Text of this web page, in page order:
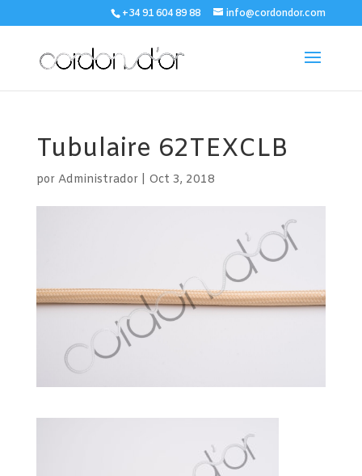
+34 91 604 89 88 info@cordondor.com
Tubulaire 62TEXCLB
por Administrador| Oct 3, 2018